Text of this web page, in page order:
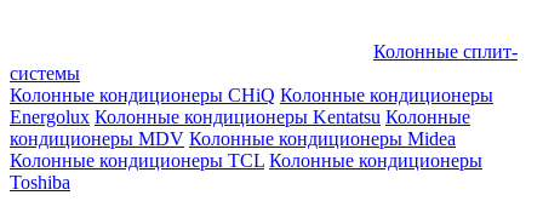
Колонные сплит-
системы
Колонные кондиционеры CHiQ Колонные кондиционеры
Energolux Колонные кондиционеры Kentatsu Колонные
кондиционеры MDV Колонные кондиционеры Midea
Колонные кондиционеры TCL Колонные кондиционеры
Toshiba